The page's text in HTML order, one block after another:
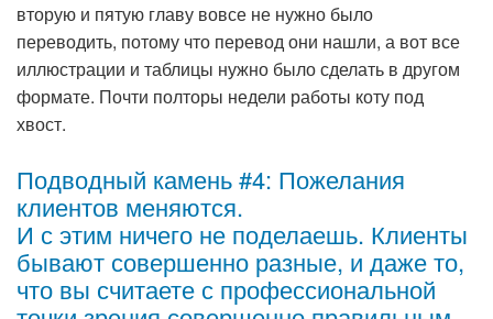
вторую и пятую главу вовсе не нужно было
переводить, потому что перевод они нашли, а вот все
иллюстрации и таблицы нужно было сделать в другом
формате. Почти полторы недели работы коту под
хвост.
Подводный камень #4: Пожелания
клиентов меняются.
И с этим ничего не поделаешь. Клиенты
бывают совершенно разные, и даже то,
что вы считаете с профессиональной